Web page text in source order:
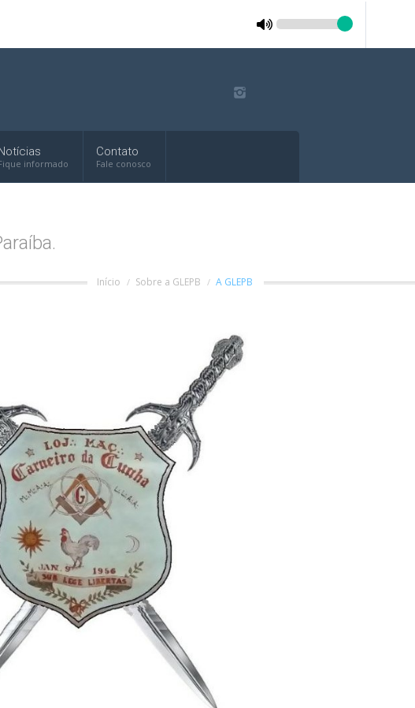
informado
Contato
Fale conosco
Início Sobre a GLEPB A GLEPB